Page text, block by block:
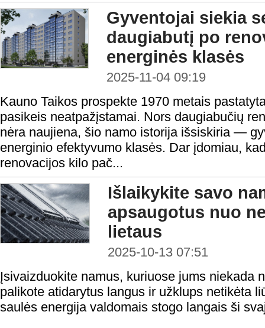
Gyventojai siekia
daugiabutį po
energinės klasės
2025-11-04 09:19
Kauno Taikos prospekte 1970 metais
pasikeis neatpažįstamai. Nors daugiabučių
nėra naujiena, šio namo istorija išsiskiria —
energinio efektyvumo klasės. Dar įdomiau,
renovacijos kilo pač...
Išlaikykite savo
apsaugotus nuo
lietaus
2025-10-13 07:51
Įsivaizduokite namus, kuriuose jums niekada
palikote atidarytus langus ir užklups netikėta
saulės energija valdomais stogo langais ši